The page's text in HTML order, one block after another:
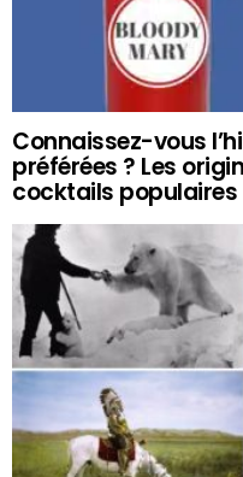
Connaissez-vous
préférées ? Les
cocktails populaires